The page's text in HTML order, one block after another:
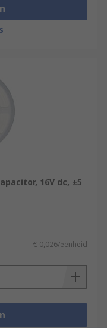
16V dc, ±5
€ 0,026/eenheid